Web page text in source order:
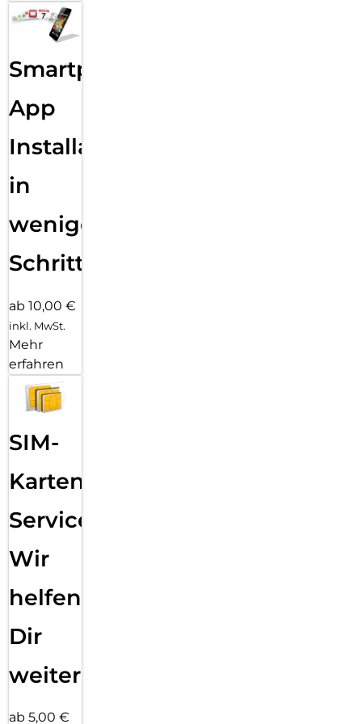
Smartphone
App
Installation
in
wenigen
Schritten
ab 10,00 €
inkl. MwSt.
Mehr
erfahren
SIM-
Karten
Service:
Wir
helfen
Dir
weiter
ab 5,00 €